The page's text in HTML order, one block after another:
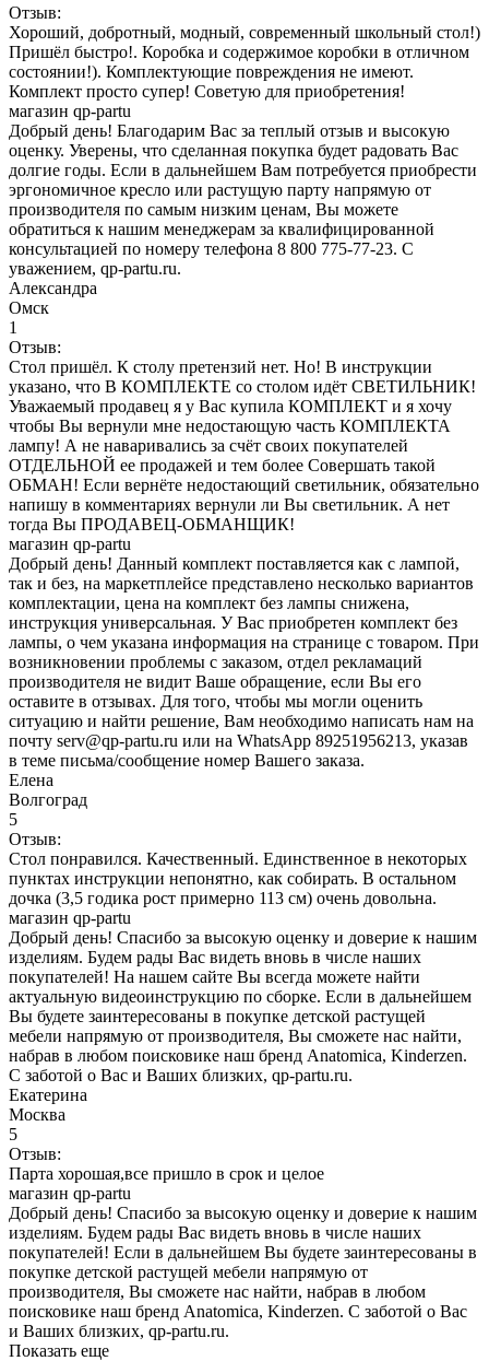
Отзыв:
Хороший, добротный, модный, современный школьный стол!)
Пришёл быстро!. Коробка и содержимое коробки в отличном
состоянии!). Комплектующие повреждения не имеют.
Комплект просто супер! Советую для приобретения!
магазин qp-partu
Добрый день! Благодарим Вас за теплый отзыв и высокую
оценку. Уверены, что сделанная покупка будет радовать Вас
долгие годы. Если в дальнейшем Вам потребуется приобрести
эргономичное кресло или растущую парту напрямую от
производителя по самым низким ценам, Вы можете
обратиться к нашим менеджерам за квалифицированной
консультацией по номеру телефона 8 800 775-77-23. С
уважением, qp-partu.ru.
Александра
Омск
1
Отзыв:
Стол пришёл. К столу претензий нет. Но! В инструкции
указано, что В КОМПЛЕКТЕ со столом идёт СВЕТИЛЬНИК!
Уважаемый продавец я у Вас купила КОМПЛЕКТ и я хочу
чтобы Вы вернули мне недостающую часть КОМПЛЕКТА
лампу! А не наваривались за счёт своих покупателей
ОТДЕЛЬНОЙ ее продажей и тем более Совершать такой
ОБМАН! Если вернёте недостающий светильник, обязательно
напишу в комментариях вернули ли Вы светильник. А нет
тогда Вы ПРОДАВЕЦ-ОБМАНЩИК!
магазин qp-partu
Добрый день! Данный комплект поставляется как с лампой,
так и без, на маркетплейсе представлено несколько вариантов
комплектации, цена на комплект без лампы снижена,
инструкция универсальная. У Вас приобретен комплект без
лампы, о чем указана информация на странице с товаром. При
возникновении проблемы с заказом, отдел рекламаций
производителя не видит Ваше обращение, если Вы его
оставите в отзывах. Для того, чтобы мы могли оценить
ситуацию и найти решение, Вам необходимо написать нам на
почту serv@qp-partu.ru или на WhatsApp 89251956213, указав
в теме письма/сообщение номер Вашего заказа.
Елена
Волгоград
5
Отзыв:
Стол понравился. Качественный. Единственное в некоторых
пунктах инструкции непонятно, как собирать. В остальном
дочка (3,5 годика рост примерно 113 см) очень довольна.
магазин qp-partu
Добрый день! Спасибо за высокую оценку и доверие к нашим
изделиям. Будем рады Вас видеть вновь в числе наших
покупателей! На нашем сайте Вы всегда можете найти
актуальную видеоинструкцию по сборке. Если в дальнейшем
Вы будете заинтересованы в покупке детской растущей
мебели напрямую от производителя, Вы сможете нас найти,
набрав в любом поисковике наш бренд Anatomica, Kinderzen.
С заботой о Вас и Ваших близких, qp-partu.ru.
Екатерина
Москва
5
Отзыв:
Парта хорошая,все пришло в срок и целое
магазин qp-partu
Добрый день! Спасибо за высокую оценку и доверие к нашим
изделиям. Будем рады Вас видеть вновь в числе наших
покупателей! Если в дальнейшем Вы будете заинтересованы в
покупке детской растущей мебели напрямую от
производителя, Вы сможете нас найти, набрав в любом
поисковике наш бренд Anatomica, Kinderzen. С заботой о Вас
и Ваших близких, qp-partu.ru.
Показать еще